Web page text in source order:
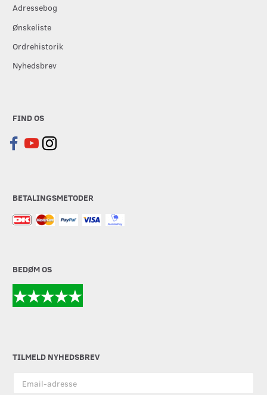
Adressebog
Ønskeliste
Ordrehistorik
Nyhedsbrev
FIND OS
BETALINGSMETODER
BEDØM OS
TILMELD NYHEDSBREV
adresse